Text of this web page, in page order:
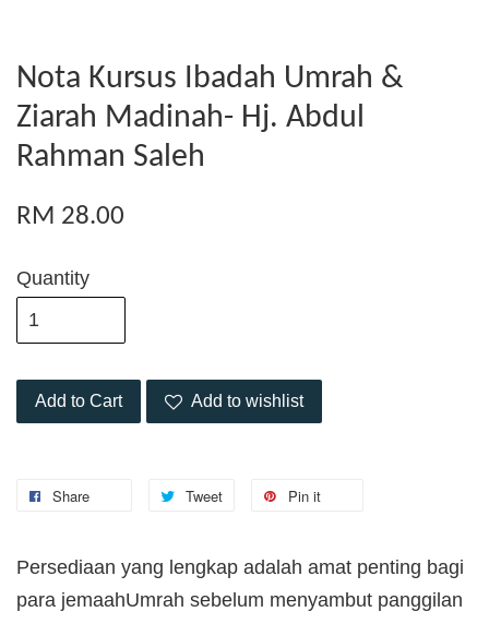
Nota Kursus Ibadah Umrah &
Ziarah Madinah- Hj. Abdul
Rahman Saleh
RM 28.00
Quantity
Add to Cart Add to wishlist
Share Tweet Pin it
Persediaan yang lengkap adalah amat penting bagi
para jemaahUmrah sebelum menyambut panggilan